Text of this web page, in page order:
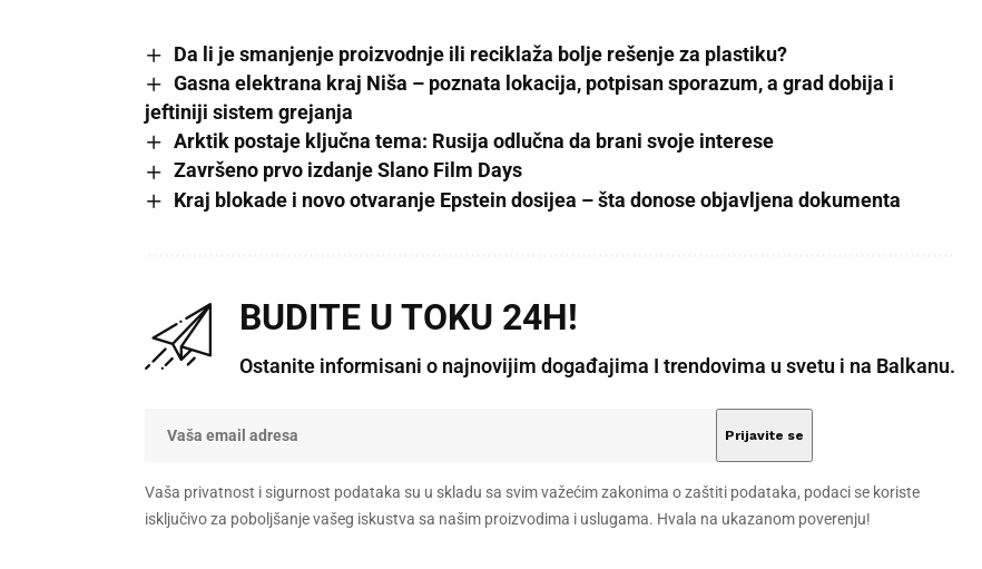
Da li je smanjenje proizvodnje ili reciklaža bolje rešenje za plastiku?
Gasna elektrana kraj Niša – poznata lokacija, potpisan sporazum, a grad dobija i
jeftiniji sistem grejanja
Arktik postaje ključna tema: Rusija odlučna da brani svoje interese
Završeno prvo izdanje Slano Film Days
Kraj blokade i novo otvaranje Epstein dosijea – šta donose objavljena dokumenta
BUDITE U TOKU 24H!
Ostanite informisani o najnovijim događajima I trendovima u svetu i na Balkanu.
Vaša privatnost i sigurnost podataka su u skladu sa svim važećim zakonima o zaštiti podataka, podaci se koriste
isključivo za poboljšanje vašeg iskustva sa našim proizvodima i uslugama. Hvala na ukazanom poverenju!